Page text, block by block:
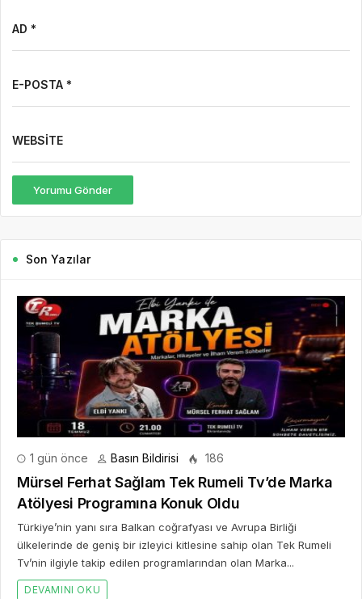
AD *
E-POSTA *
WEBSITE
Yorumu Gönder
Son Yazılar
1 gün önce Basın Bildirisi 186
Mürsel Ferhat Sağlam Tek Rumeli Tv’de Marka
Atölyesi Programına Konuk Oldu
Türkiye’nin yanı sıra Balkan coğrafyası ve Avrupa Birliği
ülkelerinde de geniş bir izleyici kitlesine sahip olan Tek Rumeli
Tv’nin ilgiyle takip edilen programlarından olan Marka...
DEVAMINI OKU